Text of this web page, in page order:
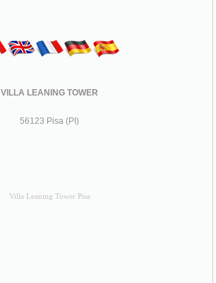
VILLA LEANING TOWER
56123 Pisa (PI)
Villa Leaning Tower Pisa